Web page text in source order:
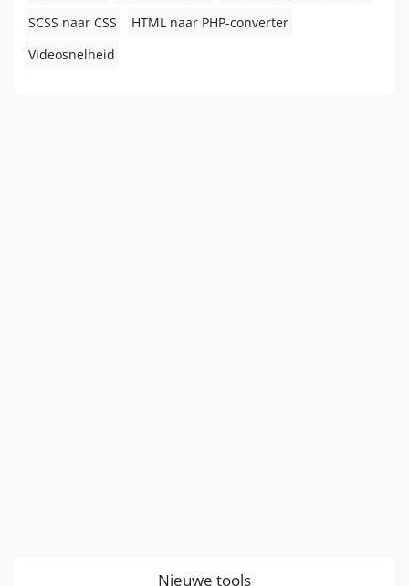
SCSS naar CSS
HTML naar PHP-converter
Videosnelheid
Nieuwe tools